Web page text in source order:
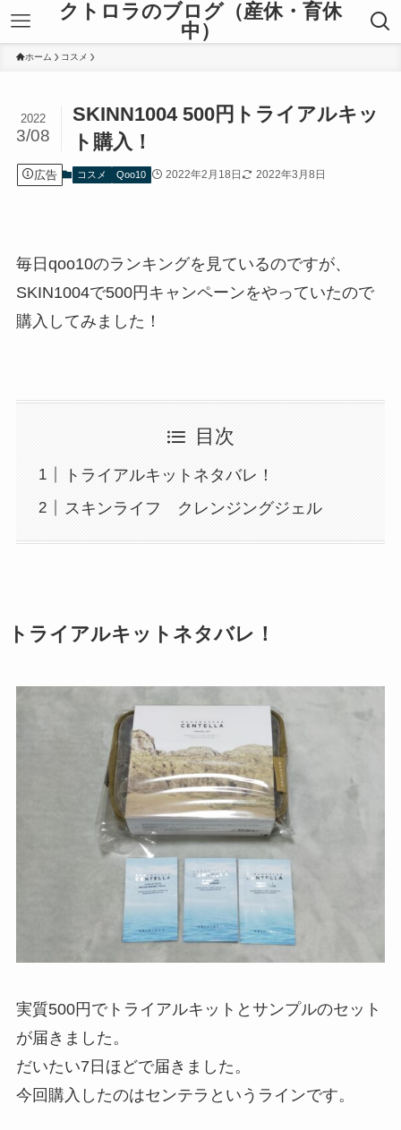
クトロラのブログ（産休・育休
中）
ホーム コスメ
SKINN1004 500円トライアルキッ
ト購入！
2022
3/08
広告 コスメ Qoo10 2022年2月18日 2022年3月8日
毎日qoo10のランキングを見ているのですが、
SKIN1004で500円キャンペーンをやっていたので
購入してみました！
目次
トライアルキットネタバレ！
スキンライフ クレンジングジェル
トライアルキットネタバレ！
実質500円でトライアルキットとサンプルのセット
が届きました。
だいたい7日ほどで届きました。
今回購入したのはセンテラというラインです。